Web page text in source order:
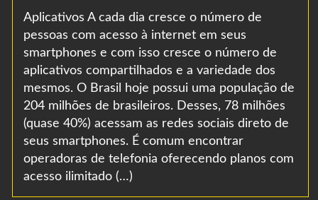
Aplicativos A cada dia cresce o número de
pessoas com acesso à internet em seus
smartphones e com isso cresce o número de
aplicativos compartilhados e a variedade dos
mesmos. O Brasil hoje possui uma população de
204 milhões de brasileiros. Desses, 78 milhões
(quase 40%) acessam as redes sociais direto de
seus smartphones. É comum encontrar
operadoras de telefonia oferecendo planos com
acesso ilimitado (…)